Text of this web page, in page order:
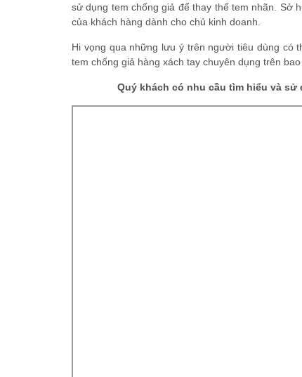
sử dụng tem chống giả để thay thế tem nhãn. Sở
của khách hàng dành cho chủ kinh doanh.
Hi vọng qua những lưu ý trên người tiêu dùng có
tem chống giả hàng xách tay chuyên dụng trên
Quý khách có nhu cầu tìm hiểu và